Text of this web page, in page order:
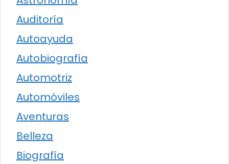
Auditoría
Autoayuda
Autobiografía
Automotriz
Automóviles
Aventuras
Belleza
Biografía